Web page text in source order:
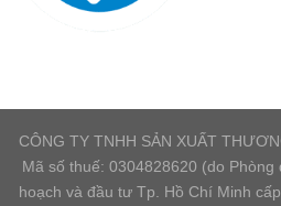
CÔNG TY TNHH SẢN XUẤT
Mã số thuế: 0304828620 (do
hoạch và đầu tư Tp. Hồ Chí Minh